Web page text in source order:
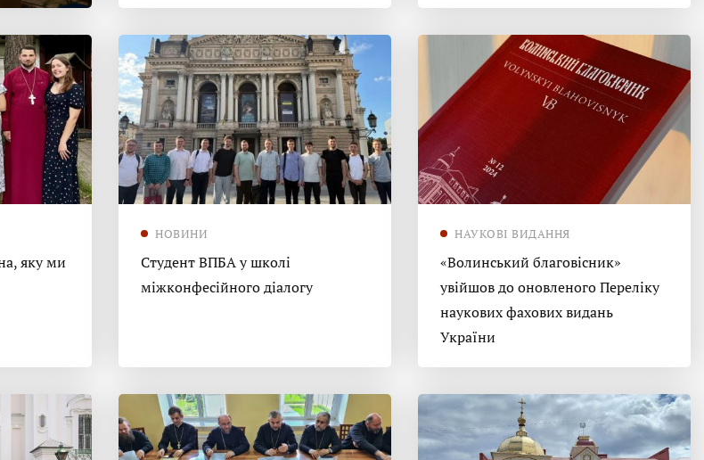
яку ми
НОВИНИ
Студент ВПБА у школі
міжконфесійного діалогу
НАУКОВІ ВИДАННЯ
«Волинський благовісник»
увійшов до оновленого Переліку
наукових фахових видань
України